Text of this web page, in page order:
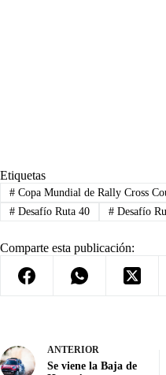
Etiquetas
#Copa Mundial de Rally Cross
#Desafío Ruta 40 #Desafío
Comparte esta publicación:
ANTERIOR
Se viene la Baja de